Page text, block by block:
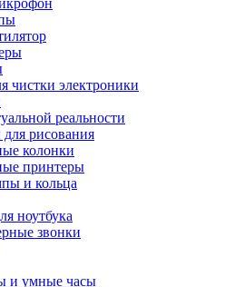
чистки электроники
реальности
рисования
колонки
принтеры
и кольца
ноутбука
звонки
и умные часы